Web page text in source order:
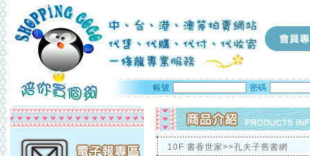
帳號 密碼
10F 書香世家>>孔夫子舊書網